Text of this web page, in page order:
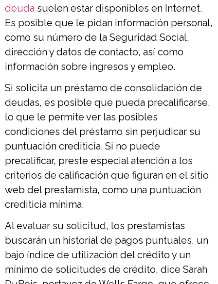
deuda suelen estar disponibles en Internet.
Es posible que le pidan información personal,
como su número de la Seguridad Social,
dirección y datos de contacto, así como
información sobre ingresos y empleo.
Si solicita un préstamo de consolidación de
deudas, es posible que pueda precalificarse,
lo que le permite ver las posibles
condiciones del préstamo sin perjudicar su
puntuación crediticia. Si no puede
precalificar, preste especial atención a los
criterios de calificación que figuran en el sitio
web del prestamista, como una puntuación
crediticia mínima.
Al evaluar su solicitud, los prestamistas
buscarán un historial de pagos puntuales, un
bajo índice de utilización del crédito y un
mínimo de solicitudes de crédito, dice Sarah